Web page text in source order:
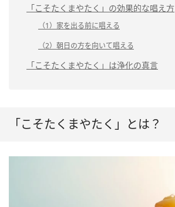
「こそたくまやたく」の効果的な唱え方
（1）家を出る前に唱える
（2）朝日の方を向いて唱える
「こそたくまやたく」は浄化の真言
「こそたくまやたく」とは？